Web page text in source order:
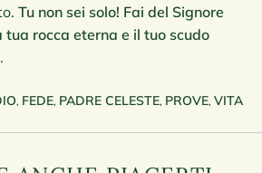
Tu non sei solo! Fai del Signore
tua rocca eterna e il tuo scudo
.
, FEDE, PADRE CELESTE, PROVE, VITA